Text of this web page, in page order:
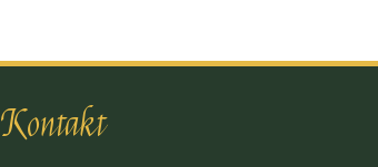
Kontakt